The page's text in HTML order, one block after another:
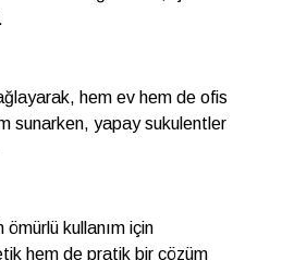
hem ev hem de ofis
sunarken, yapay sukulentler
kullanım için
hem de pratik bir çözüm